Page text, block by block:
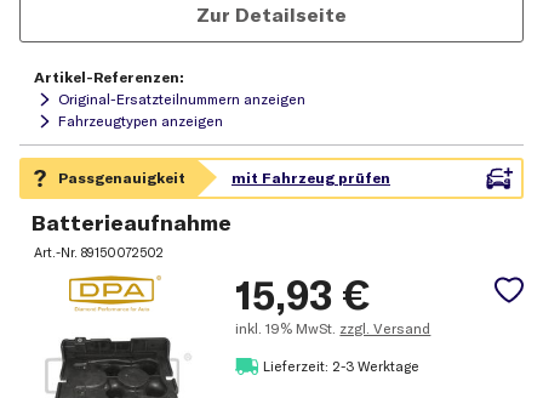
Zur Detailseite
Artikel-Referenzen:
Original-Ersatzteilnummern anzeigen
Fahrzeugtypen anzeigen
Batterieaufnahme
Art.-Nr.89150072502
15,93 €
inkl. 19% MwSt. zzgl. Versand
Lieferzeit: 2-3 Werktage